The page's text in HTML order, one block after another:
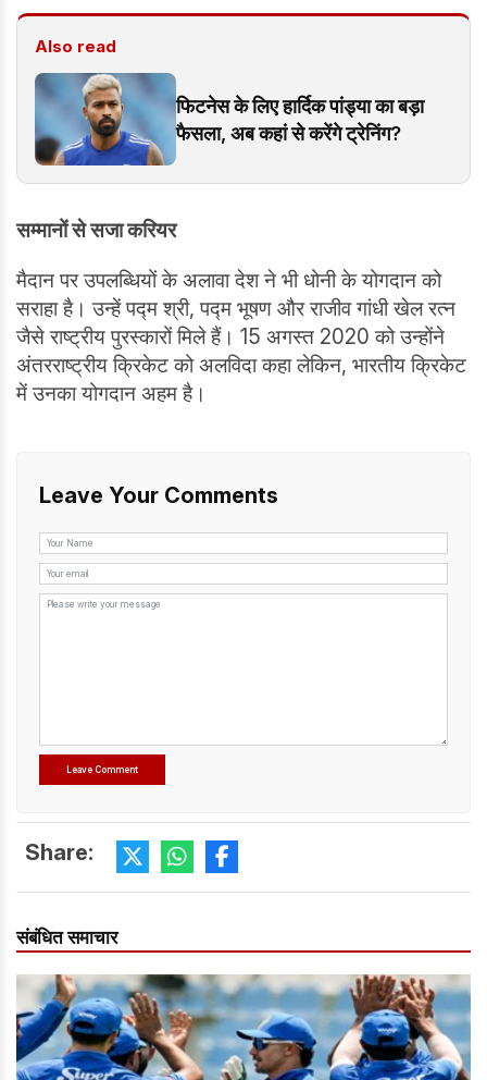
Also read
फिटनेस के लिए हार्दिक पांड्या का बड़ा
फैसला, अब कहां से करेंगे ट्रेनिंग?
सम्मानों से सजा करियर
मैदान पर उपलब्धियों के अलावा देश ने भी धोनी के योगदान को
सराहा है। उन्हें पद्म श्री, पद्म भूषण और राजीव गांधी खेल रत्न
जैसे राष्ट्रीय पुरस्कारों मिले हैं। 15 अगस्त 2020 को उन्होंने
अंतरराष्ट्रीय क्रिकेट को अलविदा कहा लेकिन, भारतीय क्रिकेट
में उनका योगदान अहम है।
Leave Your Comments
Share:
संबंधित समाचार